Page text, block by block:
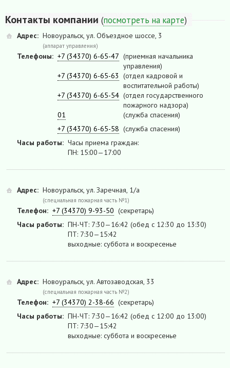
Контакты компании (посмотреть на карте)
Адрес: Новоуральск, ул. Объездное шоссе, 3
(аппарат управления)
Телефоны: +7 (34370) 6-65-47 (приемная начальника
управления)
+7 (34370) 6-65-63 (отдел кадровой и
воспитательной работы)
+7 (34370) 6-65-54 (отдел государственного
пожарного надзора)
01
(служба спасения)
+7 (34370) 6-65-58 (служба спасения)
Часы работы: Часы приема граждан:
ПН: 15:00—17:00
Адрес: Новоуральск, ул. Заречная, 1/а
(специальная пожарная часть №1)
Телефон: +7 (34370) 9-93-50 (секретарь)
Часы работы: ПН-ЧТ: 7:30—16:42 (обед с 12:30 до 13:30)
ПТ: 7:30—15:42
выходные: суббота и воскресенье
Адрес: Новоуральск, ул. Автозаводская, 33
(специальная пожарная часть №2)
Телефон: +7 (34370) 2-38-66 (секретарь)
Часы работы: ПН-ЧТ: 7:30—16:42 (обед с 12:00 до 13:00)
ПТ: 7:30—15:42
выходные: суббота и воскресенье